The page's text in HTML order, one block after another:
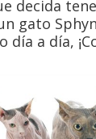
decida
gato
día a día,